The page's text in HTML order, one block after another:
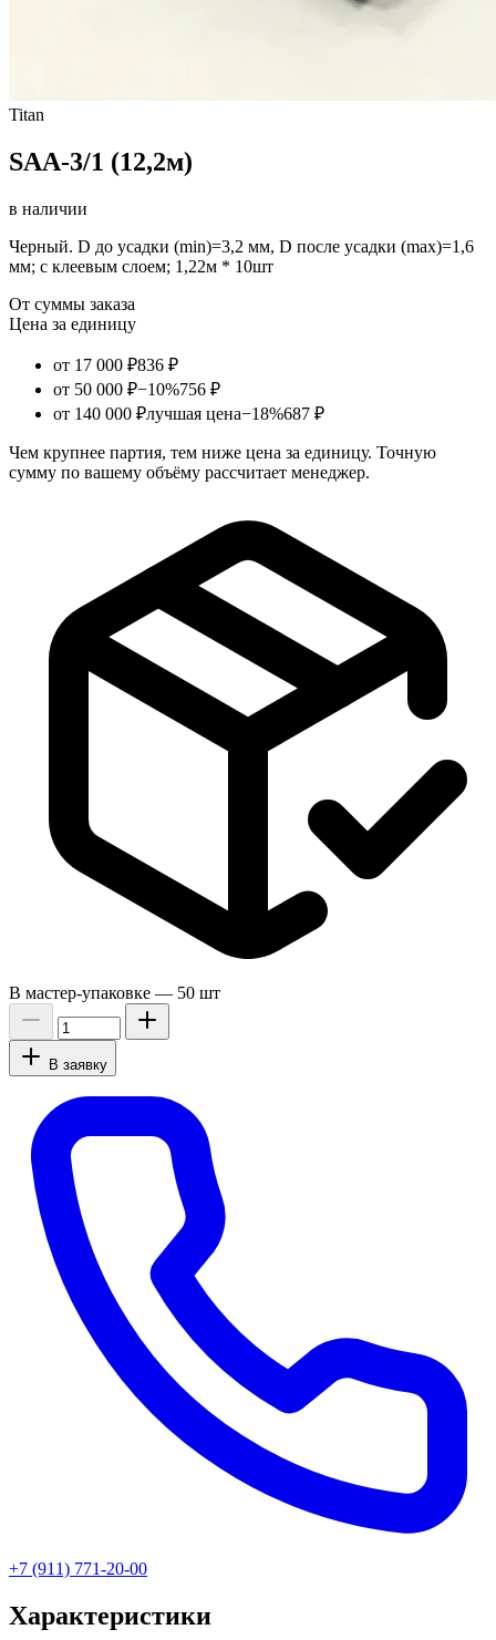
Titan
SAA-3/1 (12,2м)
в наличии
Черный. D до усадки (min)=3,2 мм, D после усадки (max)=1,6
мм; с клеевым слоем; 1,22м * 10шт
От суммы заказа
Цена за единицу
от 17 000 ₽836 ₽
от 50 000 ₽−10%756 ₽
от 140 000 ₽лучшая цена−18%687 ₽
Чем крупнее партия, тем ниже цена за единицу. Точную
сумму по вашему объёму рассчитает менеджер.
В мастер-упаковке — 50 шт
В заявку
+7 (911) 771-20-00
Характеристики